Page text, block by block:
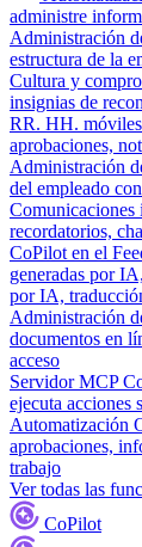
administre
Administración
estructura de la
Cultura y
insignias de
RR. HH. móviles
aprobaciones,
Administración
del empleado
Comunicaciones
recordatorios,
CoPilot en el
generadas por
por IA,
Administración
documentos en
acceso
Servidor MCP
ejecuta acciones
Automatización
aprobaciones,
trabajo
Ver todas las
CoPilot